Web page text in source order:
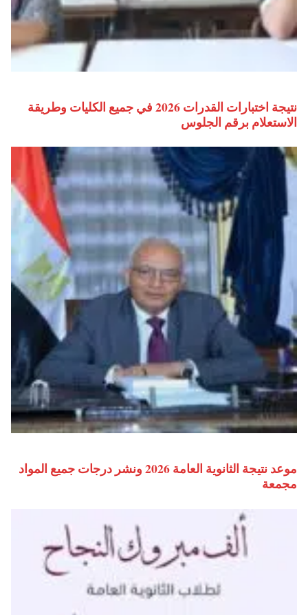
نتيجة اختبارات القدرات 2026 في جميع الكليات وطريقة
الاستعلام برقم الجلوس
موعد نتيجة الثانوية العامة 2026 ونشر درجات جميع المواد
مجمعة